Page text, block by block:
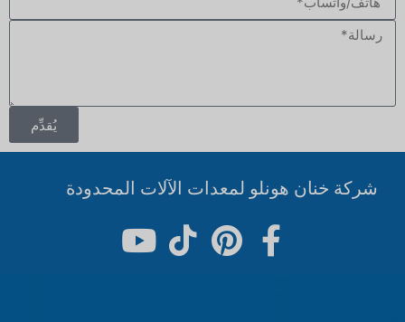
يُقدِّم
شركة خنان هونلو لمعدات الآلات المحدودة